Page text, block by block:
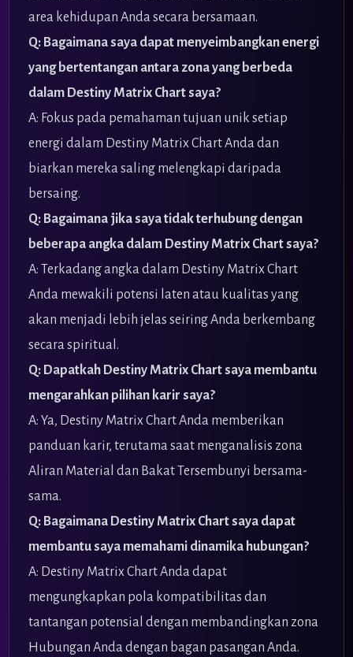
area kehidupan Anda secara bersamaan.
Q: Bagaimana saya dapat menyeimbangkan energi
yang bertentangan antara zona yang berbeda
dalam Destiny Matrix Chart saya?
A: Fokus pada pemahaman tujuan unik setiap
energi dalam Destiny Matrix Chart Anda dan
biarkan mereka saling melengkapi daripada
bersaing.
Q: Bagaimana jika saya tidak terhubung dengan
beberapa angka dalam Destiny Matrix Chart saya?
A: Terkadang angka dalam Destiny Matrix Chart
Anda mewakili potensi laten atau kualitas yang
akan menjadi lebih jelas seiring Anda berkembang
secara spiritual.
Q: Dapatkah Destiny Matrix Chart saya membantu
mengarahkan pilihan karir saya?
A: Ya, Destiny Matrix Chart Anda memberikan
panduan karir, terutama saat menganalisis zona
Aliran Material dan Bakat Tersembunyi bersama-
sama.
Q: Bagaimana Destiny Matrix Chart saya dapat
membantu saya memahami dinamika hubungan?
A: Destiny Matrix Chart Anda dapat
mengungkapkan pola kompatibilitas dan
tantangan potensial dengan membandingkan zona
Hubungan Anda dengan bagan pasangan Anda.